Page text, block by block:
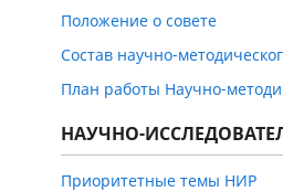
Положение о совете
Состав научно-
План работы Научно-
НАУЧНО-
Приоритетные темы НИР